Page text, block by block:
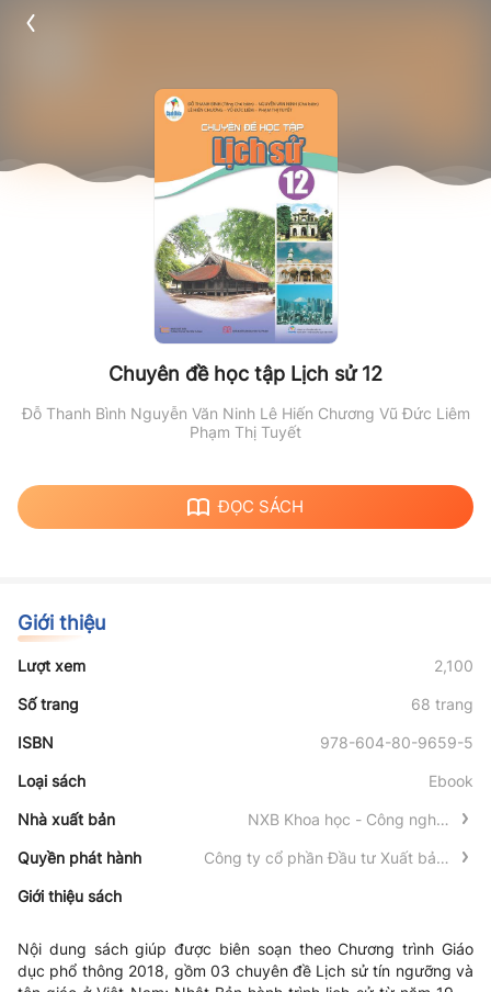
Chuyên đề học tập Lịch sử 12
Đỗ Thanh Bình Nguyễn Văn Ninh Lê Hiến Chương Vũ Đức Liêm
Phạm Thị Tuyết
ĐỌC SÁCH
Giới thiệu
Lượt xem 2,100
Số trang 68 trang
ISBN 978-604-80-9659-5
Loại sách Ebook
Nhà xuất bản
NXB Khoa học - Công nghệ -
Quyền phát hành
Công ty cổ phần Đầu tư Xuất bản -
Giới thiệu sách
Nội dung sách giúp được biên soạn theo Chương trình Giáo
dục phổ thông 2018, gồm 03 chuyên đề Lịch sử tín ngưỡng và